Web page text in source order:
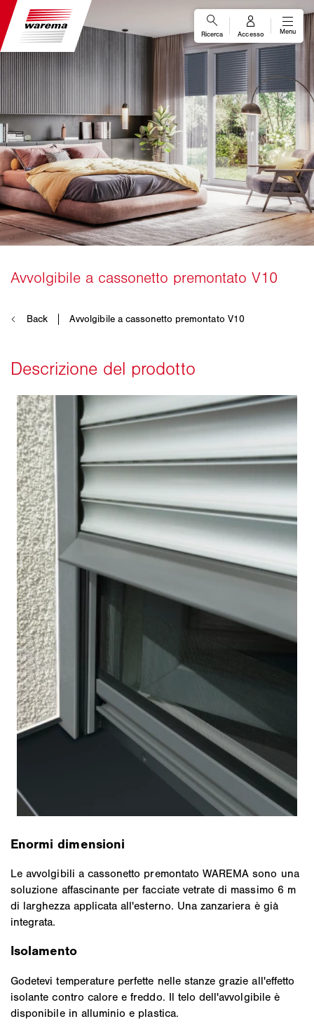
Enormi dimensioni
Le avvolgibili a cassonetto premontato WAREMA sono una
soluzione affascinante per facciate vetrate di massimo 6 m
di larghezza applicata all'esterno. Una zanzariera è già
integrata.
Isolamento
Godetevi temperature perfette nelle stanze grazie all'effetto
isolante contro calore e freddo. Il telo dell'avvolgibile è
disponibile in alluminio e plastica.